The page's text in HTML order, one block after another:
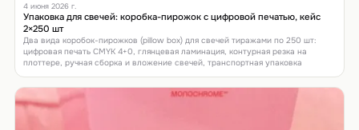
4 июня 2026 г.
Упаковка для свечей: коробка-пирожок с цифровой печатью, кейс
2×250 шт
Два вида коробок-пирожков (pillow box) для свечей тиражами по 250 шт:
цифровая печать CMYK 4+0, глянцевая ламинация, контурная резка на
плоттере, ручная сборка и вложение свечей, транспортная упаковка